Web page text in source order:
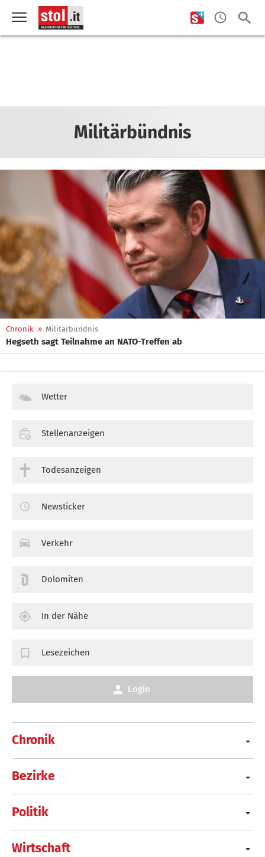
Militärbündnis
Chronik » Militärbündnis
Hegseth sagt Teilnahme an NATO-Treffen ab
Chronik
Bezirke
Politik
Wirtschaft
Wetter
Stellenanzeigen
Todesanzeigen
Newsticker
Verkehr
Dolomiten
In der Nähe
Lesezeichen
Login